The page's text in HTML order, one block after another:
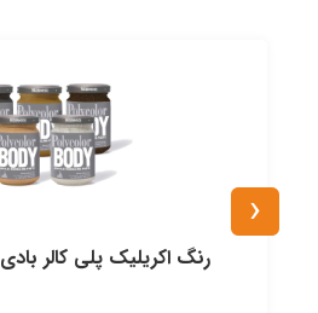
رنگ اكريليک پلی كالر بادی 140ml مايمری
‹